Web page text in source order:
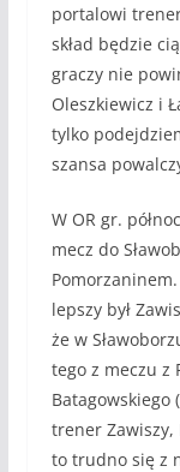
portalowi
skład będzie
graczy nie
Oleszkiewicz i
tylko
szansa
W OR gr.
mecz do
lepszy był
że w
tego z meczu z
Batagowskiego
trener Zawiszy,
to trudno się z